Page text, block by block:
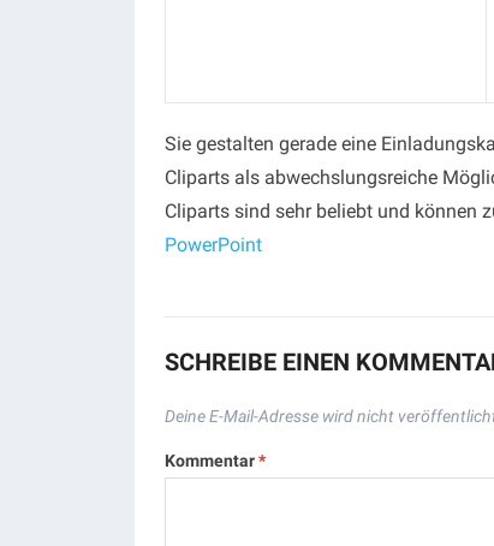
Sie gestalten gerade eine
Cliparts als abwechslungsreiche
Cliparts sind sehr beliebt und können
PowerPoint
SCHREIBE EINEN
Deine E-Mail-Adresse wird nicht
Kommentar*